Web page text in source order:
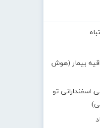
بیمار (هوش
اسفندارانی تو